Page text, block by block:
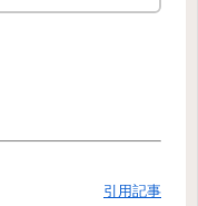
引用記事